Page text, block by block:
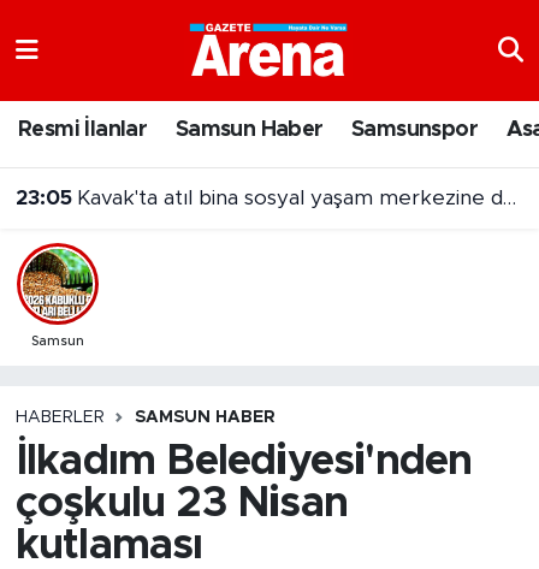
Resmi İlanlar Samsun Haber Samsunspor
23:05 Kavak'ta atıl bina sosyal yaşam merkezine dönüştürüldü
Samsun
HABERLER SAMSUN HABER
İlkadım Belediyesi'nden
çoşkulu 23 Nisan
kutlaması
Samsun Namaz Vakitleri
Trafik Durumu
Süper Lig Puan Durumu ve Fikstür
Son Dakika Haberleri
Haber Arşivi